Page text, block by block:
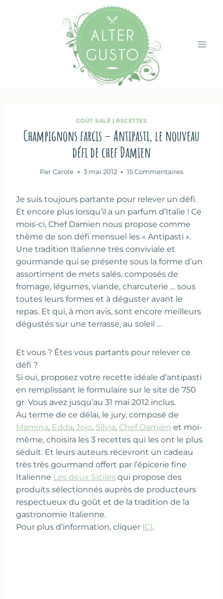
GOÛT SALÉ | RECETTES
Champignons farcis – Antipasti, le nouveau
défi de chef Damien
Par Carole 3 mai 2012 15 Commentaires
Je suis toujours partante pour relever un défi.
Et encore plus lorsqu’il a un parfum d’Italie ! Ce
mois-ci, Chef Damien nous propose comme
thème de son défi mensuel les « Antipasti ».
Une tradition Italienne très conviviale et
gourmande qui se présente sous la forme d’un
assortiment de mets salés, composés de
fromage, légumes, viande, charcuterie … sous
toutes leurs formes et à déguster avant le
repas. Et qui, à mon avis, sont encore meilleurs
dégustés sur une terrasse, au soleil …
Et vous ? Êtes vous partants pour relever ce
défi ?
Si oui, proposez votre recette idéale d’antipasti
en remplissant le formulaire sur le site de 750
gr. Vous avez jusqu’au 31 mai 2012 inclus.
Au terme de ce délai, le jury, composé de
Mamina, Edda, Jojo, Silvia, Chef Damien et moi-
même, choisira les 3 recettes qui les ont le plus
séduit. Et leurs auteurs recevront un cadeau
très très gourmand offert par l’épicerie fine
Italienne Les deux Siciles qui propose des
produits sélectionnés auprès de producteurs
respectueux du goût et de la tradition de la
gastronomie Italienne.
Pour plus d’information, cliquer ICI.